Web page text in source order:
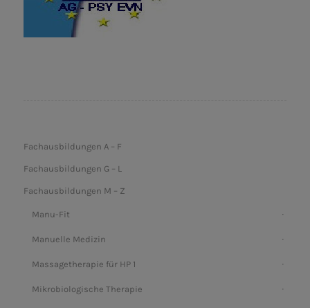
Fachausbildungen A – F
Fachausbildungen G – L
Fachausbildungen M – Z
Manu-Fit
Manuelle Medizin
Massagetherapie für HP 1
Mikrobiologische Therapie